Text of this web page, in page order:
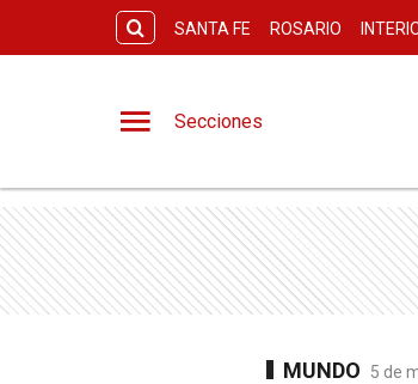
SANTA FE ROSARIO
Secciones
MUNDO 5 de